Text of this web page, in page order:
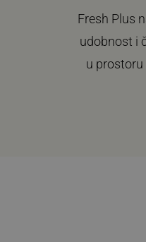
Fresh Plus
udobnost i
u